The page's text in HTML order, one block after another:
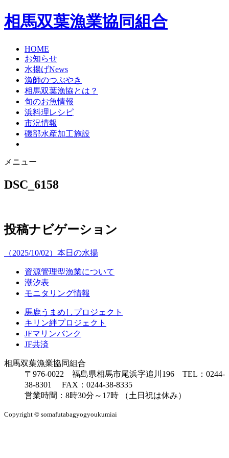
相馬双葉漁業協同組合
HOME
お知らせ
水揚げNews
漁師のつぶやき
相馬双葉漁協とは？
旬のお魚情報
浜料理レシピ
市況情報
磯部水産加工施設
メニュー
DSC_6158
投稿ナビゲーション
（2025/10/02）本日の水揚
資源管理型漁業について
潮汐表
モニタリング情報
馬鹿うまめしプロジェクト
キリン絆プロジェクト
JFマリンバンク
JF共済
相馬双葉漁業協同組合
〒976-0022 福島県相馬市尾浜字追川196 TEL：0244-
38-8301 FAX：0244-38-8335
営業時間：8時30分～17時 （土日祝は休み）
Copyright © somafutabagyogyoukumiai